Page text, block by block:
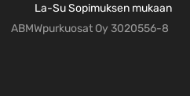
La-Su Sopimuksen mukaan
ABMWpurkuosat Oy 3020556-8